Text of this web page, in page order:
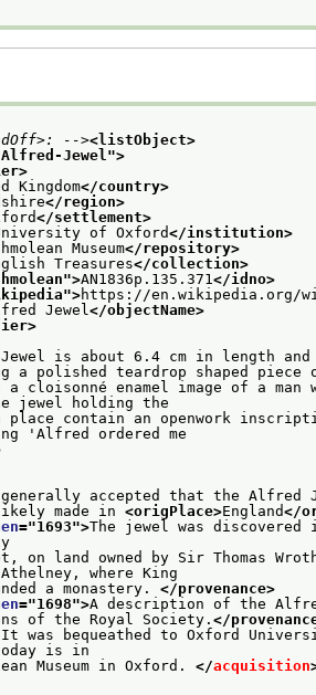
--><listObject>
Alfred-Jewel ">
Kingdom</country>
</region>
</settlement>
of Oxford</institution>
Museum</repository>
Treasures</collection>
">AN1836p.135.371 </idno>
">https://en.wikipedia.org/
Jewel </objectName>
is about 6.4 cm in length
teardrop shaped piece
enamel image of a man
of the jewel holding the
an openwork inscription
meaning 'Alfred ordered me
accepted that the Alfred
made in <origPlace>England</
="1693">The jewel was
land owned by Sir Thomas
from Athelney, where King
a monastery. </provenance>
="1698">A description of the
the Royal Society. </
It was bequeathed to Oxford
and today is in
Museum in Oxford. </acquisition